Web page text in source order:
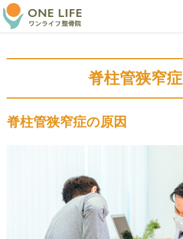
脊柱管狭窄症
脊柱管狭窄症の原因